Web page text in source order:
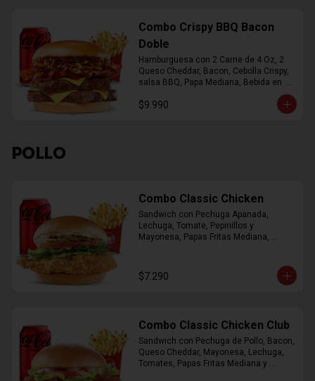
Combo Crispy BBQ Bacon
Doble
Hamburguesa con 2 Carne de 4 Oz, 2
Queso Cheddar, Bacon, Cebolla Crispy,
salsa BBQ, Papa Mediana, Bebida en
$9.990
POLLO
Combo Classic Chicken
Sandwich con Pechuga Apanada,
Lechuga, Tomate, Pepinillos y
Mayonesa, Papas Fritas Mediana,
$7.290
Combo Classic Chicken Club
Sandwich con Pechuga de Pollo, Bacon,
Queso Cheddar, Mayonesa, Lechuga,
Tomates, Papas Fritas Mediana y